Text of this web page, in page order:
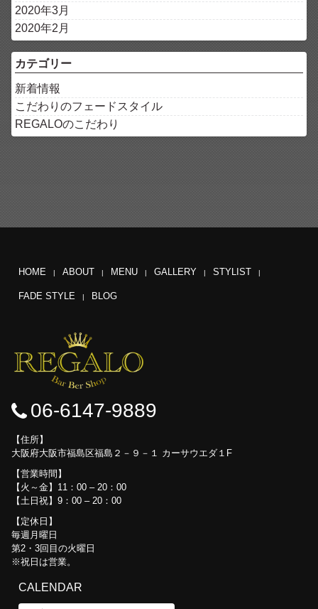
2020年3月
2020年2月
カテゴリー
新着情報
こだわりのフェードスタイル
REGALOのこだわり
HOME ABOUT MENU GALLERY STYLIST
FADE STYLE BLOG
06-6147-9889
住所
大阪府大阪市福島区福島２－９－１ カーサウエダ１F
営業時間
【火～金】11：00 – 20：00
【土日祝】9：00 – 20：00
定休日
毎週月曜日
第2・3回目の火曜日
※祝日は営業。
CALENDAR